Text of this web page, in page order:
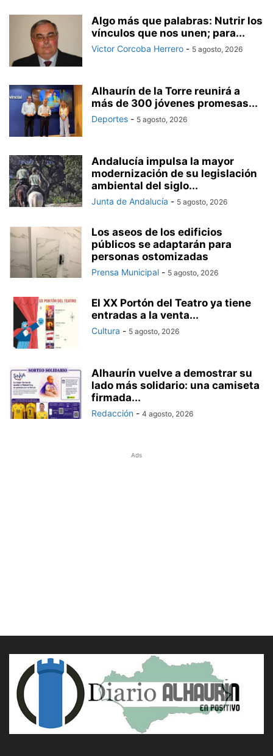
Algo más que palabras: Nutrir los
vínculos que nos unen; para...
Victor Corcoba Herrero - 5 agosto, 2026
Alhaurín de la Torre reunirá a
más de 300 jóvenes promesas...
Deportes - 5 agosto, 2026
Andalucía impulsa la mayor
modernización de su legislación
ambiental del siglo...
Junta de Andalucía - 5 agosto, 2026
Los aseos de los edificios
públicos se adaptarán para
personas ostomizadas
Prensa Municipal - 5 agosto, 2026
El XX Portón del Teatro ya tiene
entradas a la venta...
Cultura - 5 agosto, 2026
Alhaurín vuelve a demostrar su
lado más solidario: una camiseta
firmada...
Redacción - 4 agosto, 2026
Ads